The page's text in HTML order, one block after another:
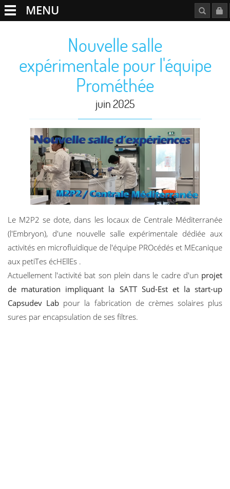
MENU
Nouvelle salle
expérimentale pour l'équipe
Prométhée
juin 2025
Le M2P2 se dote, dans les locaux de Centrale Méditerranée
(l'Embryon), d'une nouvelle salle expérimentale dédiée aux
activités en microfluidique de l'équipe PROcédés et MEcanique
aux petiTes écHEllEs .
Actuellement l'activité bat son plein dans le cadre d'un projet
de maturation impliquant la SATT Sud-Est et la start-up
Capsudev Lab pour la fabrication de crèmes solaires plus
sures par encapsulation de ses filtres.